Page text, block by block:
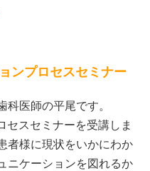
ンプロセスセミナー
医師の平尾です。
セスセミナーを受講しま
者様に現状をいかにわか
ニケーションを図れるか